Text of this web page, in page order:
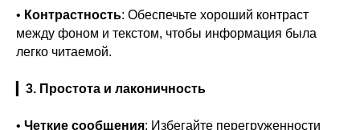
• Контрастность: Обеспечьте хороший контраст
между фоном и текстом, чтобы информация была
легко читаемой.
3. Простота и лаконичность
• Четкие сообщения: Избегайте перегруженности